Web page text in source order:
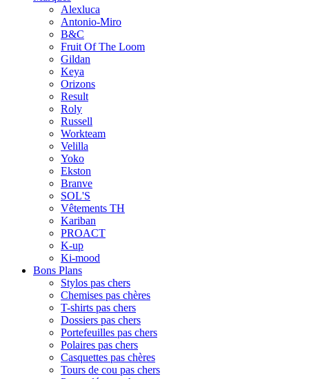
Alexluca
Antonio-Miro
B&C
Fruit Of The Loom
Gildan
Keya
Orizons
Result
Roly
Russell
Workteam
Velilla
Yoko
Ekston
Branve
SOL'S
Vêtements TH
Kariban
PROACT
K-up
Ki-mood
Bons Plans
Stylos pas chers
Chemises pas chères
T-shirts pas chers
Dossiers pas chers
Portefeuilles pas chers
Polaires pas chers
Casquettes pas chères
Tours de cou pas chers